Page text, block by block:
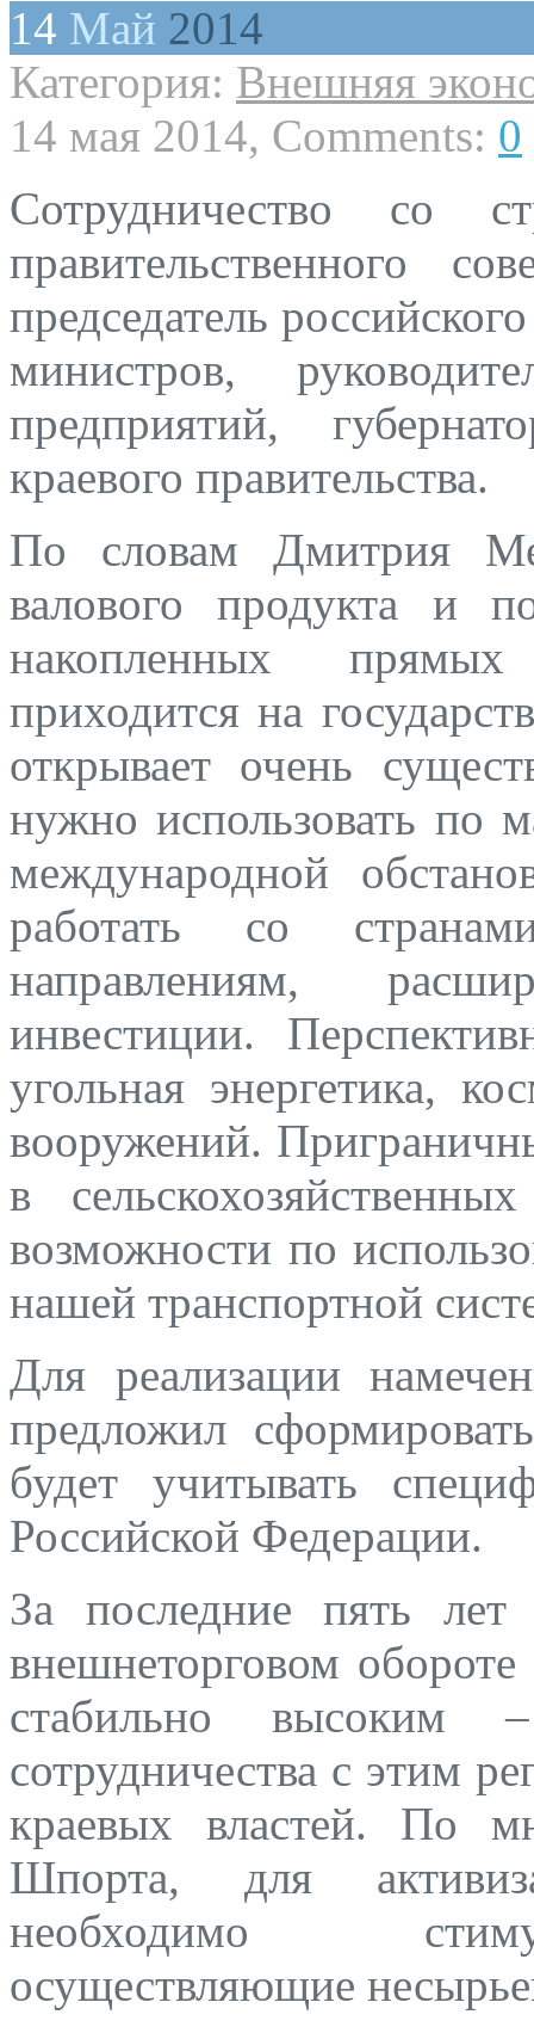
14 Май 2014
Категория: Внешняя
14 мая 2014, Comments: 0
Сотрудничество со
правительственного
председатель
министров,
предприятий,
краевого правительства.
По словам Дмитрия
валового продукта и
накопленных
приходится на
открывает очень
нужно использовать по
международной
работать со
направлениям,
инвестиции.
угольная энергетика,
вооружений.
в
возможности по
нашей транспортной
Для реализации
предложил
будет учитывать
Российской Федерации.
За последние пять
внешнеторговом
стабильно высоким
сотрудничества с этим
краевых властей. По
Шпорта, для
необходимо
осуществляющие